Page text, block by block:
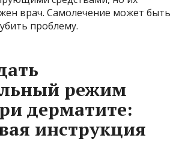
врач. Самолечение может быть
проблему.
режим
дерматите:
инструкция